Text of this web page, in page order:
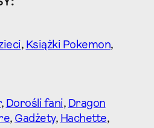
, Książki Pokemon
, Dorośli fani, Dragon
, Gadżety, Hachette